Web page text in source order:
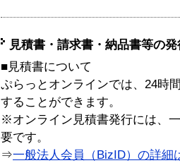
見積書・請求書・納品書等の
■見積書について
ぷらっとオンラインでは、24時
することができます。
※オンライン見積書発行には、
要です。
⇒一般法人会員（BizID）の詳細